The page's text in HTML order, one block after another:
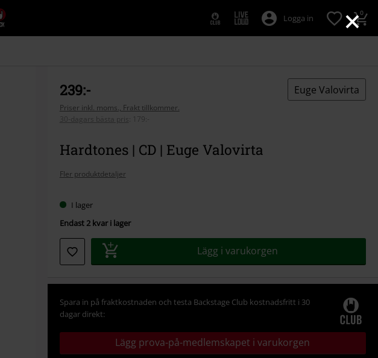
×
Logga in 0
239:-
Priser inkl. moms., Frakt tillkommer.
30-dagars bästa pris
179:-
Euge Valovirta
Hardtones | CD | Euge Valovirta
Fler produktdetaljer
I lager
Endast 2 kvar i lager
Lägg i varukorgen
Spara in på fraktkostnaden och testa Backstage Club kostnadsfritt i 30
dagar direkt:
Lägg prova-på-medlemskapet i varukorgen